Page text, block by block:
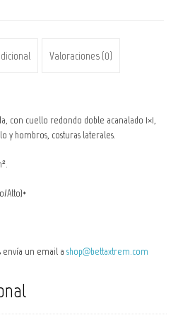
Valoraciones (0)
con cuello redondo doble acanalado 1×1,
y hombros, costuras laterales.
Alto)*
envía un email ashop@bettaxtrem.com